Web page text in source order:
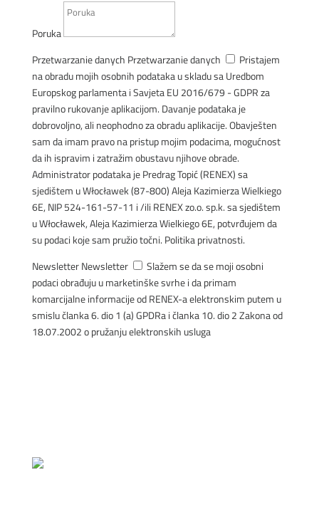
Poruka
Przetwarzanie danych Przetwarzanie danych
Pristajem
na obradu mojih osobnih podataka u skladu sa Uredbom
Europskog parlamenta i Savjeta EU 2016/679 - GDPR za
pravilno rukovanje aplikacijom. Davanje podataka je
dobrovoljno, ali neophodno za obradu aplikacije. Obavješten
sam da imam pravo na pristup mojim podacima, mogućnost
da ih ispravim i zatražim obustavu njihove obrade.
Administrator podataka je Predrag Topić (RENEX) sa
sjedištem u Włocławek (87-800) Aleja Kazimierza Wielkiego
6E, NIP 524-161-57-11 i /ili RENEX zo.o. sp.k. sa sjedištem
u Włocławek, Aleja Kazimierza Wielkiego 6E, potvrđujem da
su podaci koje sam pružio točni. Politika privatnosti.
Newsletter Newsletter
Slažem se da se moji osobni
podaci obrađuju u marketinške svrhe i da primam
komarcijalne informacije od RENEX-a elektronskim putem u
smislu članka 6. dio 1 (a) GPDRa i članka 10. dio 2 Zakona od
18.07.2002 o pružanju elektronskih usluga